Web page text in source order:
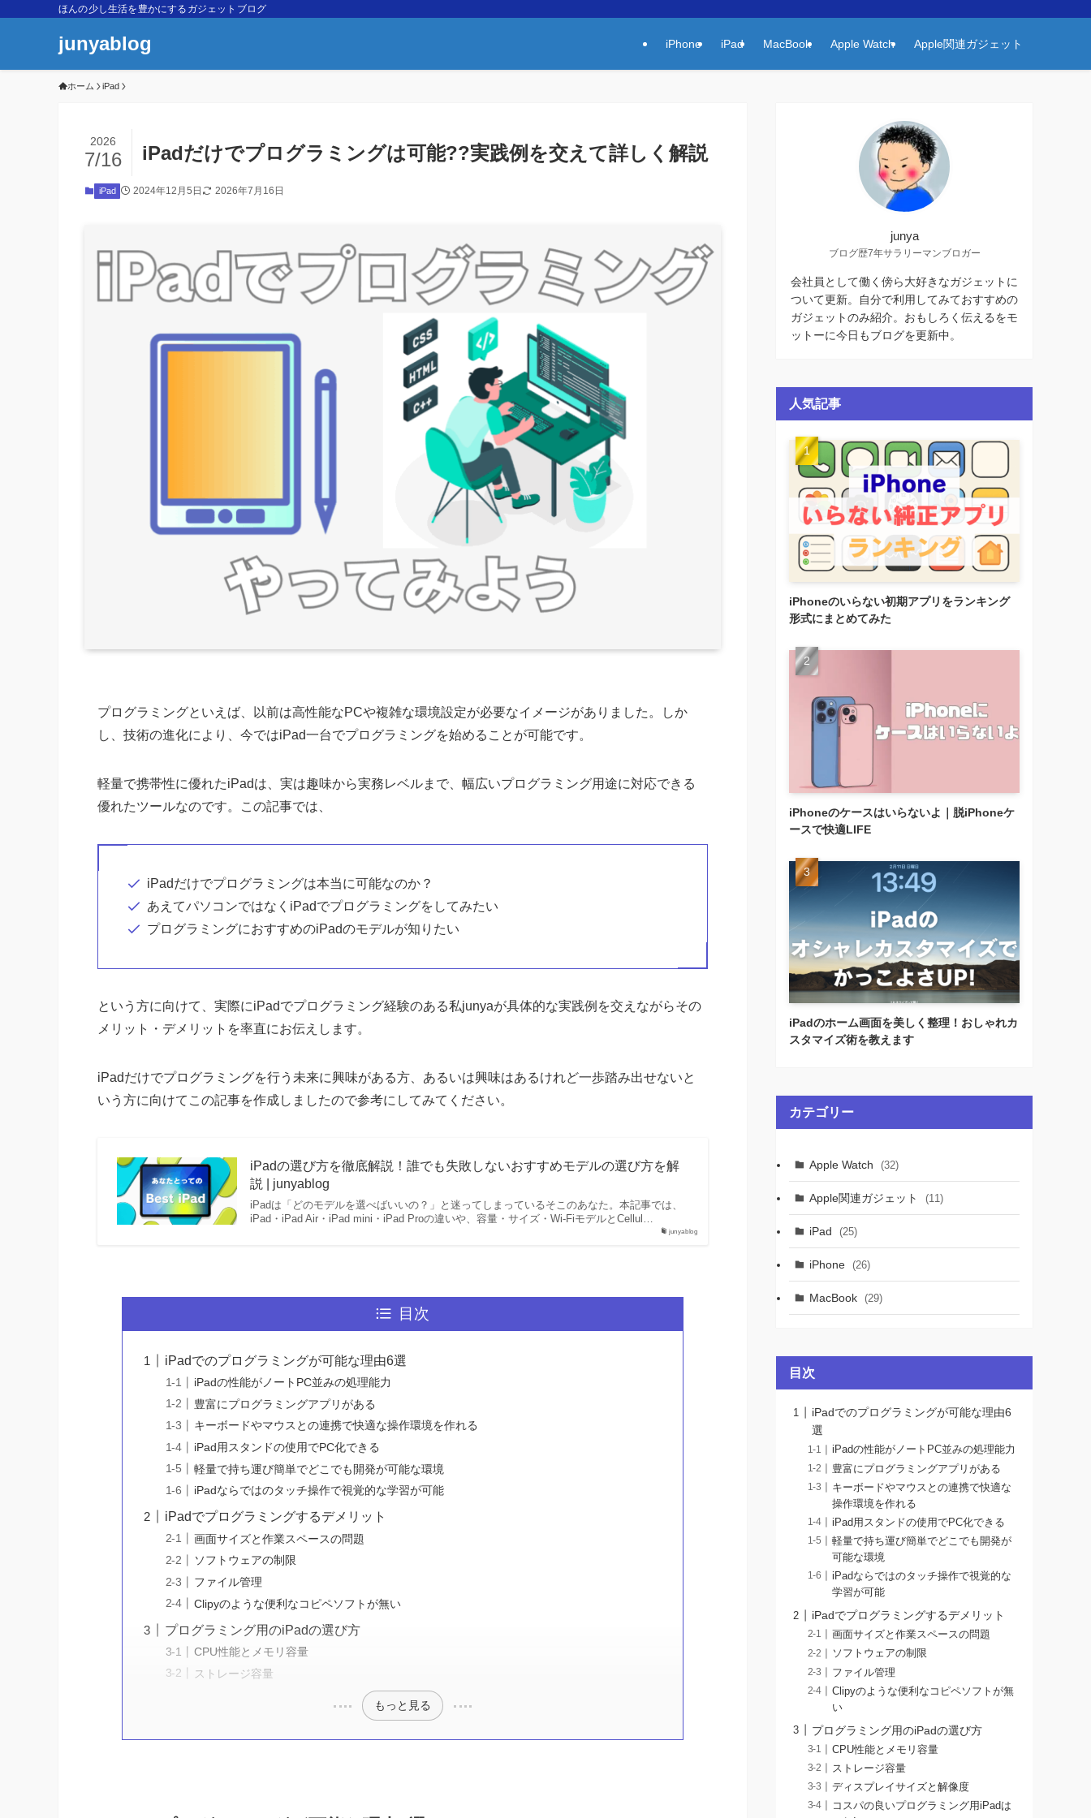
ほんの少し生活を豊かにするガジェットブログ
junyablog iPhone iPad MacBook Apple Watch Apple関連ガジェット
ホーム iPad
iPadだけでプログラミングは可能??実践例を交えて詳しく解説
2026
7/16
iPad 2024年12月5日 2026年7月16日
プログラミングといえば、以前は高性能なPCや複雑な環境設定が必要なイメージがありました。しか
し、技術の進化により、今ではiPad一台でプログラミングを始めることが可能です。
軽量で携帯性に優れたiPadは、実は趣味から実務レベルまで、幅広いプログラミング用途に対応できる
優れたツールなのです。この記事では、
iPadだけでプログラミングは本当に可能なのか？
あえてパソコンではなくiPadでプログラミングをしてみたい
プログラミングにおすすめのiPadのモデルが知りたい
という方に向けて、実際にiPadでプログラミング経験のある私junyaが具体的な実践例を交えながらその
メリット・デメリットを率直にお伝えします。
iPadだけでプログラミングを行う未来に興味がある方、あるいは興味はあるけれど一歩踏み出せないと
いう方に向けてこの記事を作成しましたので参考にしてみてください。
junyablog
iPadの選び方を徹底解説！誰でも失敗しないおすすめモデルの選び方を解
説 | junyablog
iPadは「どのモデルを選べばいいの？」と迷ってしまっているそこのあなた。本記事では、
iPad・iPad Air・iPad mini・iPad Proの違いや、容量・サイズ・Wi-FiモデルとCellul…
目次
iPadでのプログラミングが可能な理由6選
iPadの性能がノートPC並みの処理能力
豊富にプログラミングアプリがある
キーボードやマウスとの連携で快適な操作環境を作れる
iPad用スタンドの使用でPC化できる
軽量で持ち運び簡単でどこでも開発が可能な環境
iPadならではのタッチ操作で視覚的な学習が可能
iPadでプログラミングするデメリット
画面サイズと作業スペースの問題
ソフトウェアの制限
ファイル管理
Clipyのような便利なコピペソフトが無い
プログラミング用のiPadの選び方
CPU性能とメモリ容量
ストレージ容量
もっと見る
junya
ブログ歴7年サラリーマンブロガー
会社員として働く傍ら大好きなガジェットに
ついて更新。自分で利用してみておすすめの
ガジェットのみ紹介。おもしろく伝えるをモ
ットーに今日もブログを更新中。
人気記事
iPhoneのいらない初期アプリをランキング
形式にまとめてみた
iPhoneのケースはいらないよ｜脱iPhoneケ
ースで快適LIFE
iPadのホーム画面を美しく整理！おしゃれカ
スタマイズ術を教えます
カテゴリー
Apple Watch (32)
Apple関連ガジェット (11)
iPad (25)
iPhone (26)
MacBook (29)
目次
iPadでのプログラミングが可能な理由6
選
iPadの性能がノートPC並みの処理能力
豊富にプログラミングアプリがある
キーボードやマウスとの連携で快適な
操作環境を作れる
iPad用スタンドの使用でPC化できる
軽量で持ち運び簡単でどこでも開発が
可能な環境
iPadならではのタッチ操作で視覚的な
学習が可能
iPadでプログラミングするデメリット
画面サイズと作業スペースの問題
ソフトウェアの制限
ファイル管理
Clipyのような便利なコピペソフトが無
い
プログラミング用のiPadの選び方
CPU性能とメモリ容量
ストレージ容量
ディスプレイサイズと解像度
コスパの良いプログラミング用iPadは